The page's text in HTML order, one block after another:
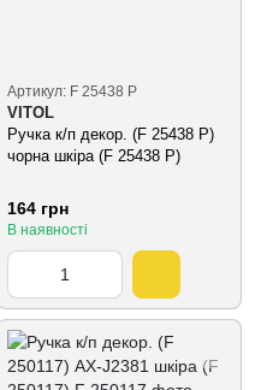
Артикул: F 25438 P
VITOL
Ручка к/п декор. (F 25438 P)
чорна шкіра (F 25438 P)
164 грн
В наявності